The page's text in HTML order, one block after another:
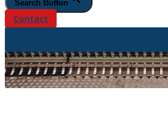
Search Button
Contact